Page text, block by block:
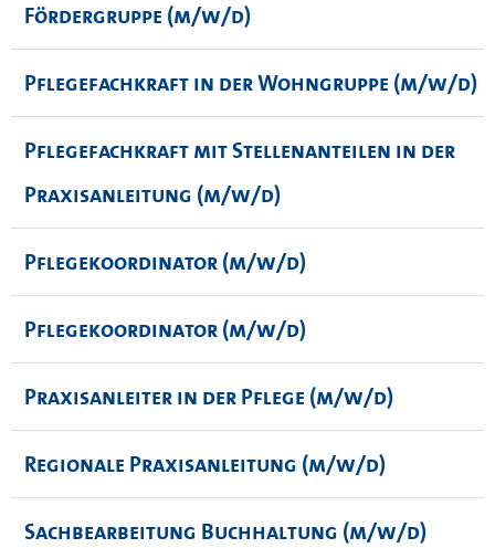
Fördergruppe (m/w/d)
Pflegefachkraft in der Wohngruppe (m/w/d)
Pflegefachkraft mit Stellenanteilen in der
Praxisanleitung (m/w/d)
Pflegekoordinator (m/w/d)
Pflegekoordinator (m/w/d)
Praxisanleiter in der Pflege (m/w/d)
Regionale Praxisanleitung (m/w/d)
Sachbearbeitung Buchhaltung (m/w/d)